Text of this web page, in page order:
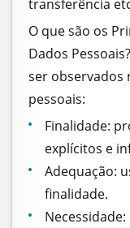
transferência
O que são os
Dados
ser observados
pessoais:
Finalidade:
explícitos e
Adequação:
finalidade.